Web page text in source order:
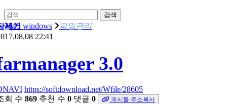
검색
MS windows 파일관리
색기
22:41
3.0
https://softdownload.net/Wfile/28605
회 수 869 추천 수 0 댓글 0 게시물 주소복사